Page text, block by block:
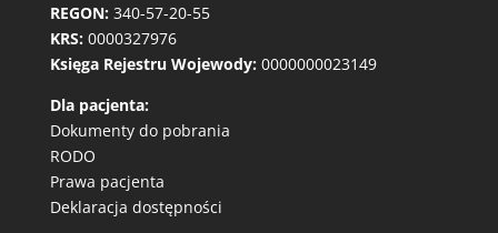
REGON: 340-57-20-55
KRS: 0000327976
Księga Rejestru Wojewody: 0000000023149
Dla pacjenta:
Dokumenty do pobrania
RODO
Prawa pacjenta
Deklaracja dostępności